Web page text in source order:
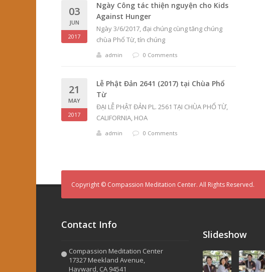
03
JUN
2017
Ngày Công tác thiện nguyện cho Kids
Against Hunger
Ngày 3/6/2017, đại chúng cùng tăng chúng
chùa Phổ Từ, tín chúng
admin 0 Comments
21
MAY
2017
Lễ Phật Đản 2641 (2017) tại Chùa Phổ
Từ
ĐẠI LỄ PHẬT ĐẢN PL. 2561 TẠI CHÙA PHỔ TỪ,
CALIFORNIA, HOA
admin 0 Comments
Copyright © Compassion Meditation Center. All Rights Reserved.
Contact Info
Compassion Meditation Center
17327 Meekland Avenue,
Hayward, CA 94541
Slideshow